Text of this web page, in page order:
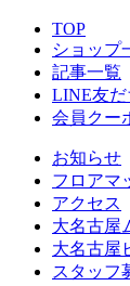
TOP
ショップ
記事一覧
LINE友
会員クー
お知らせ
フロアマ
アクセス
大名古屋
大名古屋
スタッフ